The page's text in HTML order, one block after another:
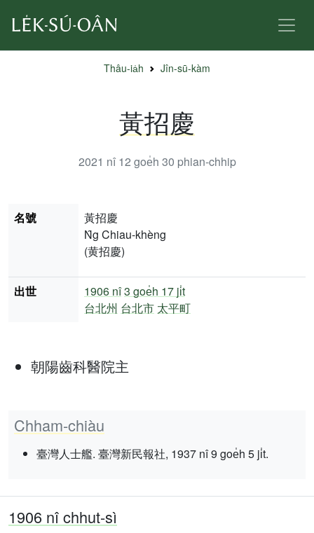
Thâu-ia̍h Jîn-sū-kàm
黃招慶
2021 nî 12 goe̍h 30 phian-chhip
朝陽齒科醫院主
Chham-chiàu
臺灣人士艦. 臺灣新民報社, 1937 nî 9 goe̍h 5 ji̍t.
名號
黃招慶
N̂g Chiau-khèng
(黄招慶)
出世 1906 nî3 goe̍h 17 ji̍t
台北州 台北市 太平町
1906 nî chhut-sì